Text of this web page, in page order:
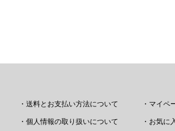
・送料とお支払い方法について
・個人情報の取り扱いについて
・マイペ
・お気に